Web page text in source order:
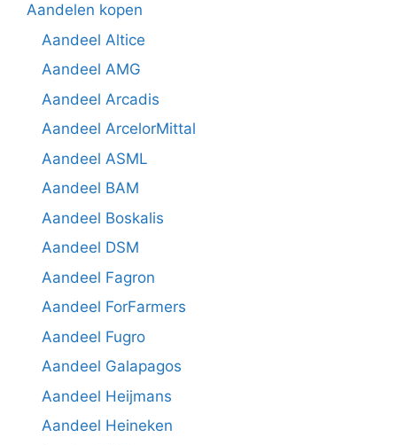
Aandelen kopen
Aandeel Altice
Aandeel AMG
Aandeel Arcadis
Aandeel ArcelorMittal
Aandeel ASML
Aandeel BAM
Aandeel Boskalis
Aandeel DSM
Aandeel Fagron
Aandeel ForFarmers
Aandeel Fugro
Aandeel Galapagos
Aandeel Heijmans
Aandeel Heineken